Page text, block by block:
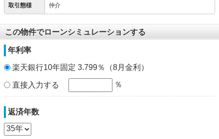
取引態様 仲介
この物件でローンシミュレーションする
年利率
楽天銀行10年固定 3.799％（8月金利）
直接入力する ％
返済年数